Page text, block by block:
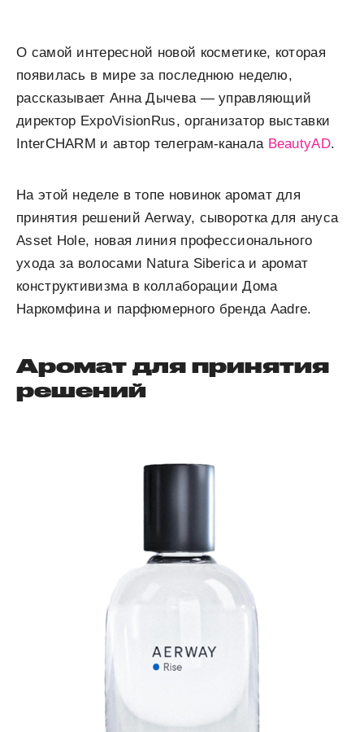
О самой интересной новой косметике, которая
появилась в мире за последнюю неделю,
рассказывает Анна Дычева — управляющий
директор ExpoVisionRus, организатор выставки
InterCHARM и автор телеграм-канала BeautyAD.
На этой неделе в топе новинок аромат для
принятия решений Aerway, сыворотка для ануса
Asset Hole, новая линия профессионального
ухода за волосами Natura Siberica и аромат
конструктивизма в коллаборации Дома
Наркомфина и парфюмерного бренда Aadre.
Аромат для принятия
решений